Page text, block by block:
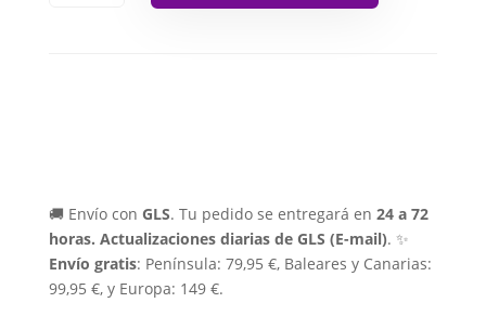
🚚 Envío con GLS. Tu pedido se entregará en 24 a 72
horas. Actualizaciones diarias de GLS (E-mail). ✨
Envío gratis: Península: 79,95 €, Baleares y Canarias:
99,95 €, y Europa: 149 €.